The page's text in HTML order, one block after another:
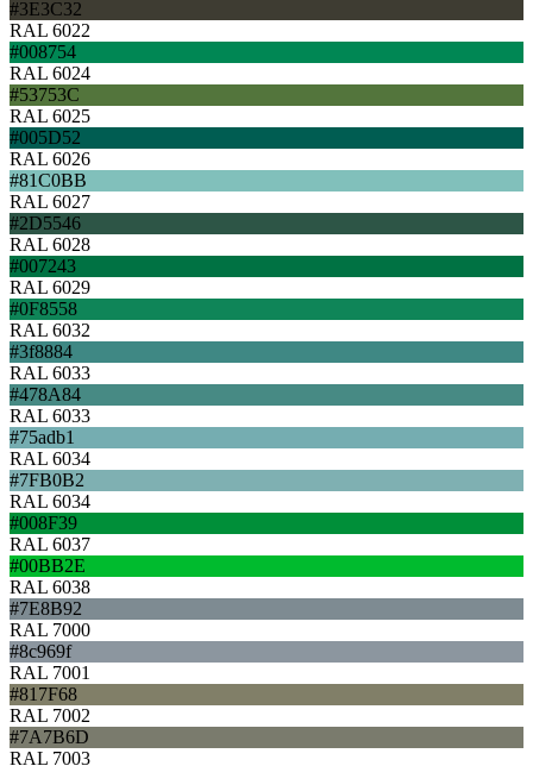
#3E3C32
RAL 6022
#008754
RAL 6024
#53753C
RAL 6025
#005D52
RAL 6026
#81C0BB
RAL 6027
#2D5546
RAL 6028
#007243
RAL 6029
#0F8558
RAL 6032
#3f8884
RAL 6033
#478A84
RAL 6033
#75adb1
RAL 6034
#7FB0B2
RAL 6034
#008F39
RAL 6037
#00BB2E
RAL 6038
#7E8B92
RAL 7000
#8c969f
RAL 7001
#817F68
RAL 7002
#7A7B6D
RAL 7003